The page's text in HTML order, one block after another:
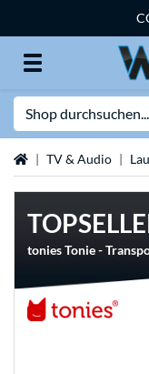
StartseiteTV & Audio
tonies Tonie -